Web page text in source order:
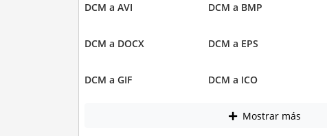
DCM a AVI DCM a BMP
DCM a DOCX DCM a EPS
DCM a GIF DCM a ICO
Mostrar más